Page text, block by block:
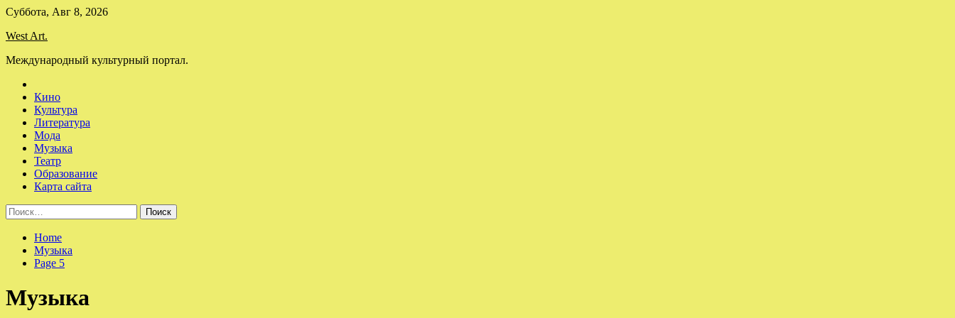
Skip
content
Суббота, Авг 8, 2026
West Art.
Международный культурный портал.
Кино
Культура
Литература
Мода
Музыка
Театр
Образование
Карта сайта
Найти:
Home
Музыка
Page 5
Музыка